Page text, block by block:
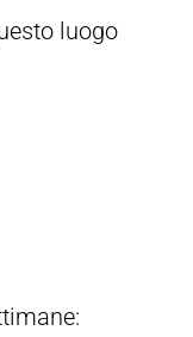
luogo